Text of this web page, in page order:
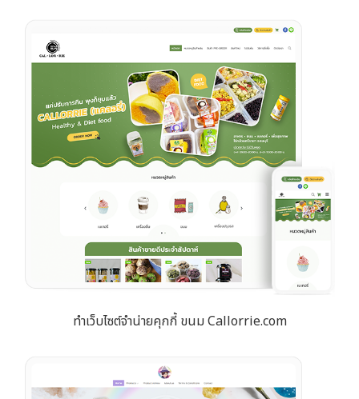
ทำเว็บไซต์จำน่ายคุกกี้ ขนม Callorrie.com